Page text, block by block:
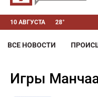
10 АВГУСТА 28°
ВСЕ НОВОСТИ
Игры